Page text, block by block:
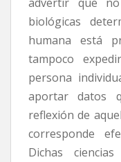
biológicas
humana está
tampoco
persona
aportar datos
reflexión de
corresponde
Dichas